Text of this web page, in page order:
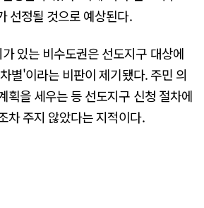
선정될 것으로 예상된다.
있는 비수도권은 선도지구 대상에
별'이라는 비판이 제기됐다. 주민 의
획을 세우는 등 선도지구 신청 절차에
차 주지 않았다는 지적이다.